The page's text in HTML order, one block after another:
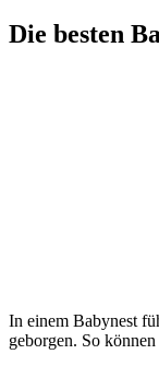
Die besten
In einem Babynest
geborgen. So